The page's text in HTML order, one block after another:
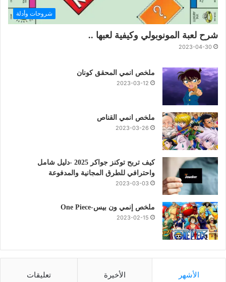
شروحات وأدلة
شرح لعبة المونوبولي وكيفية لعبها ..
2023-04-30
ملخص انمي المحقق كونان
2023-03-12
ملخص انمي القناص
2023-03-26
كيف تربح توكنز جواكر 2025 -دليل شامل
واحترافي للطرق المجانية والمدفوعة
2023-03-03
ملخص إنمي ون بيس-One Piece
2023-02-15
الأشهر الأخيرة تعليقات